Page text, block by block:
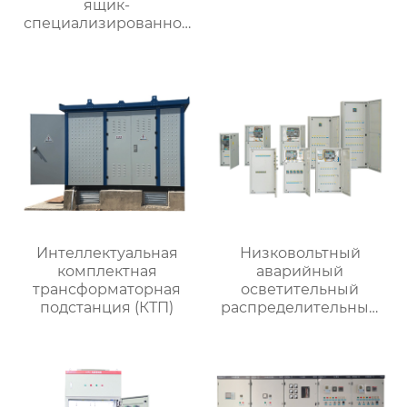
ящик-
специализированное
Интеллектуальная
комплектная
трансформаторная
подстанция (КТП)
Низковольтный
аварийный
осветительный
распределительный